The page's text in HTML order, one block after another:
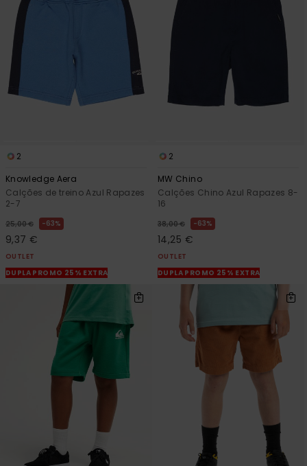
2
Knowledge Aera
Calções de treino Azul Rapazes
2-7
25,00 € 63%
9,37 €
OUTLET
DUPLA PROMO 25% EXTRA
2
MW Chino
Calções Chino Azul Rapazes 8-
16
38,00 € 63%
14,25 €
OUTLET
DUPLA PROMO 25% EXTRA